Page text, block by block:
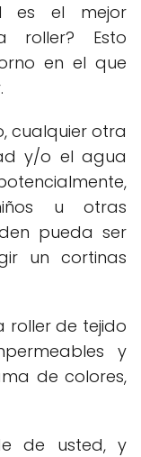
es el mejor
roller? Esto
en el que
cualquier otra
y/o el agua
u otras
pueda ser
un cortinas
roller de tejido
y
de colores,
de usted, y